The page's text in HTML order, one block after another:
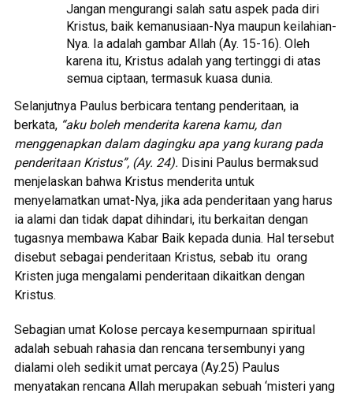
Jangan mengurangi salah satu aspek pada diri
Kristus, baik kemanusiaan-Nya maupun keilahian-
Nya. Ia adalah gambar Allah (Ay. 15-16). Oleh
karena itu, Kristus adalah yang tertinggi di atas
semua ciptaan, termasuk kuasa dunia.
Selanjutnya Paulus berbicara tentang penderitaan, ia
berkata, “aku boleh menderita karena kamu, dan
menggenapkan dalam dagingku apa yang kurang pada
penderitaan Kristus”, (Ay. 24). Disini Paulus bermaksud
menjelaskan bahwa Kristus menderita untuk
menyelamatkan umat-Nya, jika ada penderitaan yang harus
ia alami dan tidak dapat dihindari, itu berkaitan dengan
tugasnya membawa Kabar Baik kepada dunia. Hal tersebut
disebut sebagai penderitaan Kristus, sebab itu orang
Kristen juga mengalami penderitaan dikaitkan dengan
Kristus.
Sebagian umat Kolose percaya kesempurnaan spiritual
adalah sebuah rahasia dan rencana tersembunyi yang
dialami oleh sedikit umat percaya (Ay.25) Paulus
menyatakan rencana Allah merupakan sebuah ‘misteri yang